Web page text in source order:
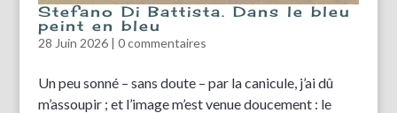
Stefano Di Battista. Dans le bleu
peint en bleu
28 Juin 2026| 0 commentaires
Un peu sonné – sans doute – par la canicule, j’ai dû
m’assoupir ; et l’image m’est venue doucement : le